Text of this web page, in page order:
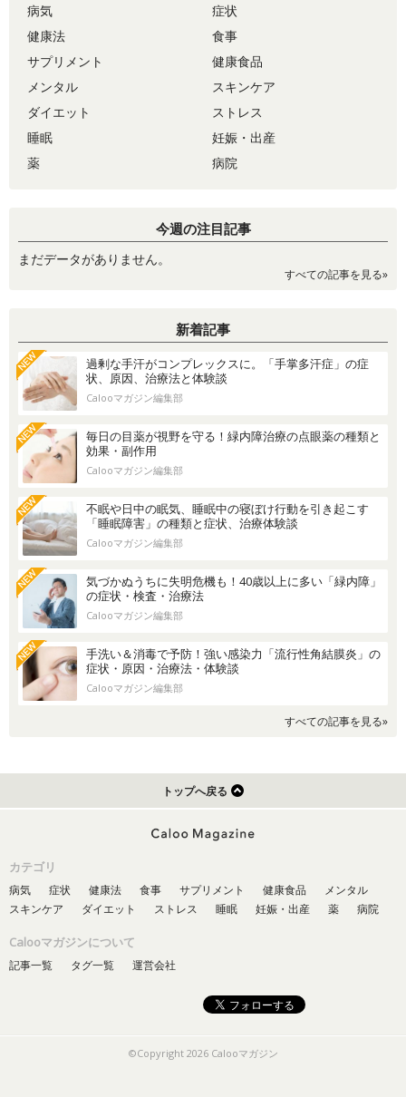
病気
症状
健康法
食事
サプリメント
健康食品
メンタル
スキンケア
ダイエット
ストレス
睡眠
妊娠・出産
薬
病院
今週の注目記事
まだデータがありません。
すべての記事を見る»
新着記事
過剰な手汗がコンプレックスに。「手掌多汗症」の症
状、原因、治療法と体験談
Calooマガジン編集部
毎日の目薬が視野を守る！緑内障治療の点眼薬の種類と
効果・副作用
Calooマガジン編集部
不眠や日中の眠気、睡眠中の寝ぼけ行動を引き起こす
「睡眠障害」の種類と症状、治療体験談
Calooマガジン編集部
気づかぬうちに失明危機も！40歳以上に多い「緑内障」
の症状・検査・治療法
Calooマガジン編集部
手洗い＆消毒で予防！強い感染力「流行性角結膜炎」の
症状・原因・治療法・体験談
Calooマガジン編集部
すべての記事を見る»
トップへ戻る
カテゴリ
病気 症状 健康法 食事 サプリメント 健康食品
メンタル
スキンケア
ダイエット ストレス 睡眠 妊娠・出産 薬 病院
Calooマガジンについて
記事一覧 タグ一覧 運営会社
©Copyright 2026 Calooマガジン